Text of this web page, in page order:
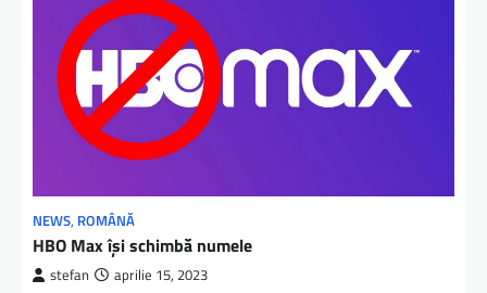
NEWS, ROMÂNĂ
HBO Max își schimbă numele
stefan aprilie 15, 2023